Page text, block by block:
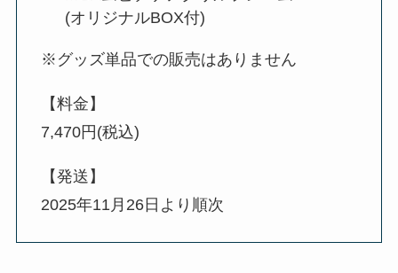
(オリジナルBOX付)
※グッズ単品での販売はありません
【料金】
7,470円(税込)
【発送】
2025年11月26日より順次